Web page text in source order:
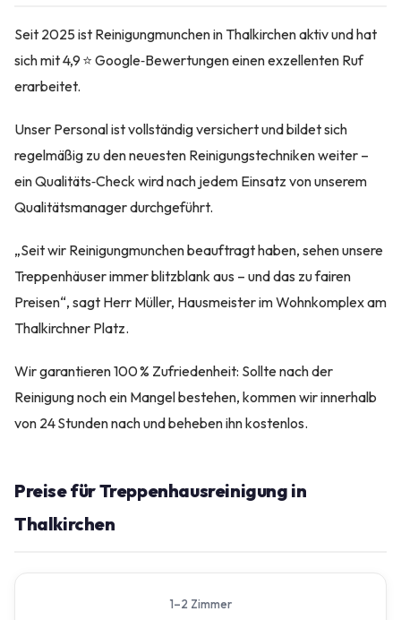
Seit 2025 ist Reinigungmunchen in Thalkirchen aktiv und hat
sich mit 4,9 ⭐ Google‑Bewertungen einen exzellenten Ruf
erarbeitet.
Unser Personal ist vollständig versichert und bildet sich
regelmäßig zu den neuesten Reinigungstechniken weiter –
ein Qualitäts‑Check wird nach jedem Einsatz von unserem
Qualitätsmanager durchgeführt.
„Seit wir Reinigungmunchen beauftragt haben, sehen unsere
Treppenhäuser immer blitzblank aus – und das zu fairen
Preisen“, sagt Herr Müller, Hausmeister im Wohnkomplex am
Thalkirchner Platz.
Wir garantieren 100 % Zufriedenheit: Sollte nach der
Reinigung noch ein Mangel bestehen, kommen wir innerhalb
von 24 Stunden nach und beheben ihn kostenlos.
Preise für Treppenhausreinigung in
Thalkirchen
1–2 Zimmer